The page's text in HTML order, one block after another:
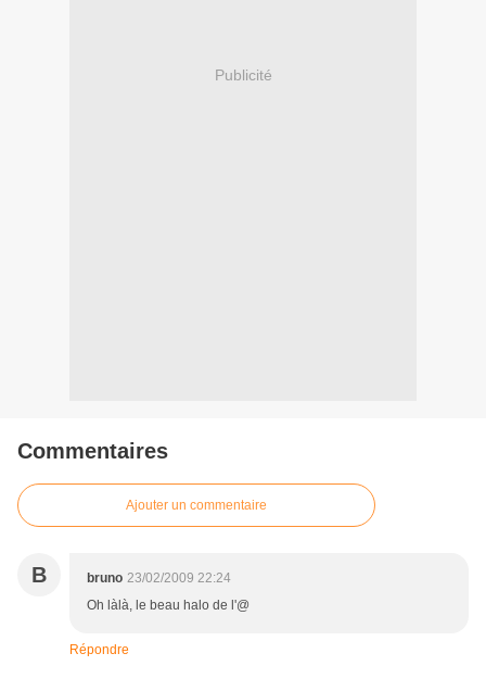
Publicité
Commentaires
Ajouter un commentaire
B bruno 23/02/2009 22:24
Oh làlà, le beau halo de l'@
Répondre